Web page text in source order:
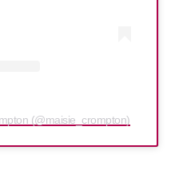
(@maisie_crompton)